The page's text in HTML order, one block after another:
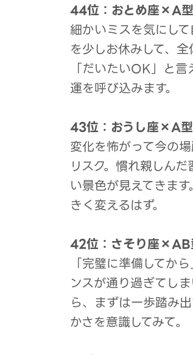
44位：おとめ座×A型
細かいミスを気にし
を少しお休みして、
「だいたいOK」と
運を呼び込みます。
43位：おうし座×A型
変化を怖がって今の
リスク。慣れ親しん
い景色が見えてきま
きく変えるはず。
42位：さそり座×AB
「完璧に準備してか
ンスが通り過ぎてし
ら、まずは一歩踏み
かさを意識してみて。